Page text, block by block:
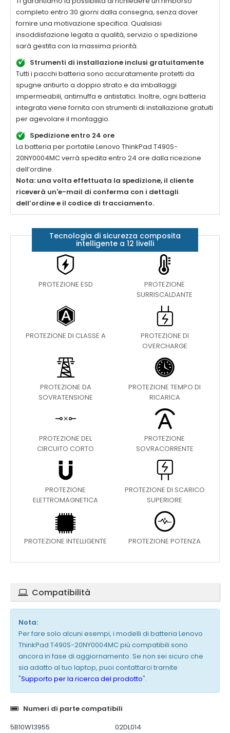
completo entro 30 giorni dalla consegna, senza dover
fornire una motivazione specifica. Qualsiasi
insoddisfazione legata a qualità, servizio o spedizione
sarà gestita con la massima priorità.
Strumenti di installazione inclusi gratuitamente
Tutti i pacchi batteria sono accuratamente protetti da
spugne antiurto a doppio strato e da imballaggi
impermeabili, antimuffa e antistatici. Inoltre, ogni batteria
integrata viene fornita con strumenti di installazione gratuiti
per agevolare il montaggio.
Spedizione entro 24 ore
La batteria per portatile Lenovo ThinkPad T490S-
20NY0004MCverrà spedita entro 24 ore dalla ricezione
dell’ordine.
Nota: una volta effettuata la spedizione, il cliente
riceverà un'e-mail di conferma con i dettagli
dell’ordine e il codice di tracciamento.
Tecnologia di sicurezza composita
intelligente a 12 livelli
PROTEZIONE ESD
PROTEZIONE
SURRISCALDANTE
PROTEZIONE DI CLASSE A
PROTEZIONE DI
OVERCHARGE
PROTEZIONE DA
SOVRATENSIONE
PROTEZIONE TEMPO DI
RICARICA
PROTEZIONE DEL
CIRCUITO CORTO
PROTEZIONE
SOVRACORRENTE
PROTEZIONE
ELETTROMAGNETICA
PROTEZIONE DI SCARICO
SUPERIORE
PROTEZIONE INTELLIGENTE PROTEZIONE POTENZA
Compatibilità
Nota:
Per fare solo alcuni esempi, i modelli di batteria Lenovo
ThinkPad T490S-20NY0004MC più compatibili sono
ancora in fase di aggiornamento. Se non sei sicuro che
sia adatto al tuo laptop, puoi contattarci tramite
"Supporto per la ricerca del prodotto".
Numeri di parte compatibili
5B10W13955
02DL014